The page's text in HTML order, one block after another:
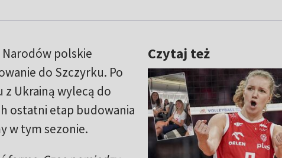
Czytaj też
polskie
do Szczyrku. Po
Ukrainą wylecą do
ostatni etap budowania
w tym sezonie.